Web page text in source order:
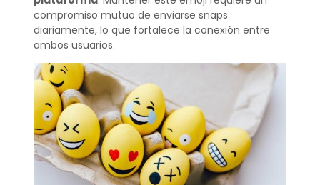
compromiso mutuo de enviarse snaps
diariamente, lo que fortalece la conexión entre
ambos usuarios.